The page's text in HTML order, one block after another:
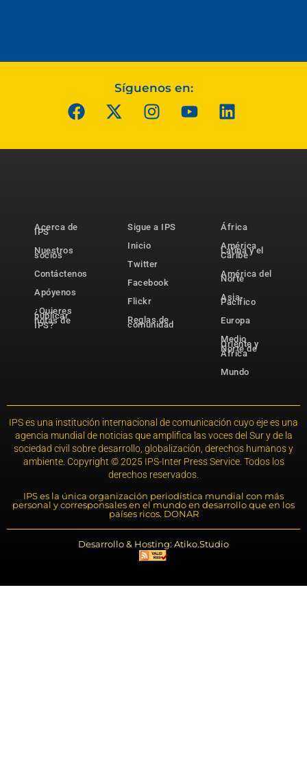
Síguenos en:
Acerca de
IPS
Nuestros
socios
Contáctenos
Apóyenos
¿Quieres
publicar
notas de
IPS?
Sigue a IPS
Inicio
Twitter
Facebook
Flickr
Reglas de
comunidad
África
América
Latina y el
Caribe
América del
Norte
Asia-
Pacífico
Europa
Medio
Oriente y
Norte de
África
Mundo
IPS es una institución internacional de comunicación cuyo eje es una
agencia mundial de noticias que amplifica las voces del Sur y de la
sociedad civil sobre desarrollo, globalización, derechos humanos y
ambiente. Copyright © 2025 IPS-Inter Press Service. Todos los
derechos reservados.
IPS es la única organización periodística mundial con más
personal y corresponsales en el mundo en desarrollo que en los
países ricos. DONAR
Desarrollo & Hosting: Atiko.Studio